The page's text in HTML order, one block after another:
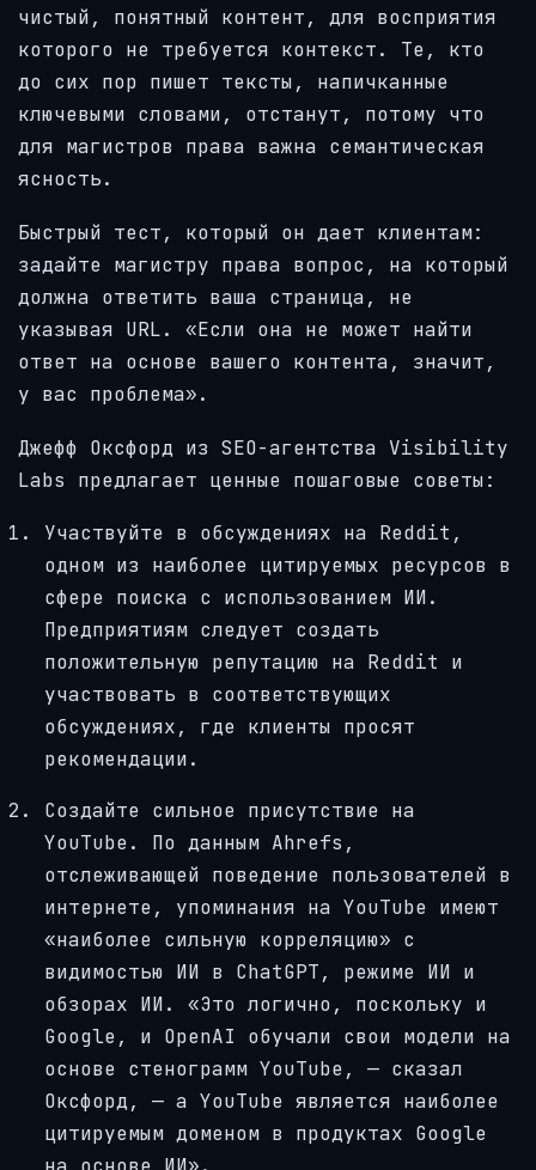
чистый, понятный контент, для восприятия
которого не требуется контекст. Те, кто
до сих пор пишет тексты, напичканные
ключевыми словами, отстанут, потому что
для магистров права важна семантическая
ясность.
Быстрый тест, который он дает клиентам:
задайте магистру права вопрос, на который
должна ответить ваша страница, не
указывая URL. «Если она не может найти
ответ на основе вашего контента, значит,
у вас проблема».
Джефф Оксфорд из SEO-агентства Visibility
Labs предлагает ценные пошаговые советы:
Участвуйте в обсуждениях на Reddit,
одном из наиболее цитируемых ресурсов в
сфере поиска с использованием ИИ.
Предприятиям следует создать
положительную репутацию на Reddit и
участвовать в соответствующих
обсуждениях, где клиенты просят
рекомендации.
Создайте сильное присутствие на
YouTube. По данным Ahrefs,
отслеживающей поведение пользователей в
интернете, упоминания на YouTube имеют
«наиболее сильную корреляцию» с
видимостью ИИ в ChatGPT, режиме ИИ и
обзорах ИИ. «Это логично, поскольку и
Google, и OpenAI обучали свои модели на
основе стенограмм YouTube, — сказал
Оксфорд, — а YouTube является наиболее
цитируемым доменом в продуктах Google